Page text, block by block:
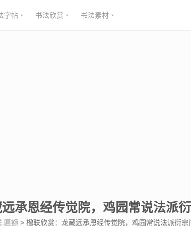
字帖 书法欣赏 书法素材
承恩经传觉院，鸡园常说法派衍
.匾额 > 楹联欣赏：龙藏远承恩经传觉院，鸡园常说法派衍宗